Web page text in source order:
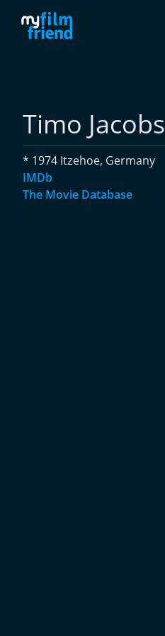
Timo Jacobs
* 1974 Itzehoe, Germany
IMDb
The Movie Database